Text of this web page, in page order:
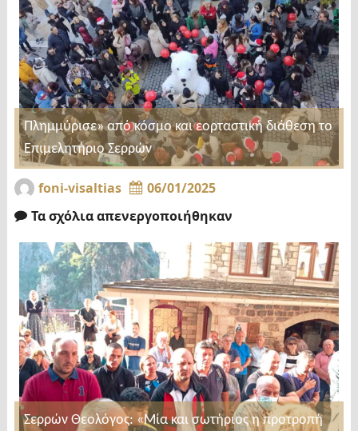
Πλημμύρισε» από κόσμο και εορταστική διάθεση το
Επιμελητήριο Σερρών
foni-visaltias
06/01/2025
Τα σχόλια απενεργοποιήθηκαν
Σερρών Θεολόγος: «Μία και σωτήριος η προτροπή